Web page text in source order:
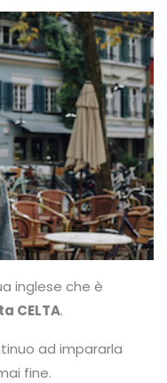
inglese che è
CELTA.
ad impararla
fine.